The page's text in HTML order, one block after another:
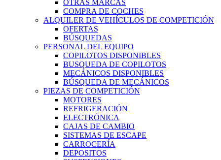
OTRAS MARCAS
COMPRA DE COCHES
ALQUILER DE VEHÍCULOS DE COMPETICIÓN
OFERTAS
BÚSQUEDAS
PERSONAL DEL EQUIPO
COPILOTOS DISPONIBLES
BUSQUEDA DE COPILOTOS
MECÁNICOS DISPONIBLES
BÚSQUEDA DE MECÁNICOS
PIEZAS DE COMPETICIÓN
MOTORES
REFRIGERACIÓN
ELECTRÓNICA
CAJAS DE CAMBIO
SISTEMAS DE ESCAPE
CARROCERÍA
DEPOSITOS